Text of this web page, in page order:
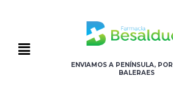
Flyout
ENVIAMOS A PENÍNSULA,
BALERAES